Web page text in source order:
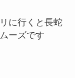
に行くと長蛇
ーズです